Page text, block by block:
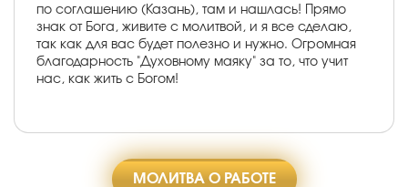
по соглашению (Казань), там и нашлась! Прямо
знак от Бога, живите с молитвой, и я все сделаю,
так как для вас будет полезно и нужно. Огромная
благодарность "Духовному маяку" за то, что учит
нас, как жить с Богом!
МОЛИТВА О РАБОТЕ